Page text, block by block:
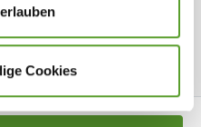
Cookies
Webseite ansehen